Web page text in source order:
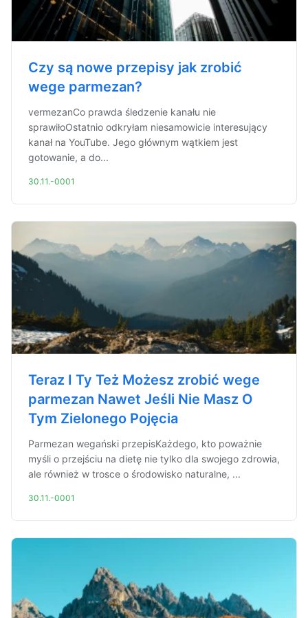
Czy są nowe przepisy jak zrobić
wege parmezan?
vermezanCo prawda śledzenie kanału nie
sprawiłoOstatnio odkryłam niesamowicie interesujący
kanał na YouTube. Jego głównym wątkiem jest
gotowanie, a do...
30.11.-0001
Teraz I Ty Też Możesz zrobić wege
parmezan Nawet Jeśli Nie Masz O
Tym Zielonego Pojęcia
Parmezan wegański przepisKażdego, kto poważnie
myśli o przejściu na dietę nie tylko dla swojego zdrowia,
ale również w trosce o środowisko naturalne, ...
30.11.-0001